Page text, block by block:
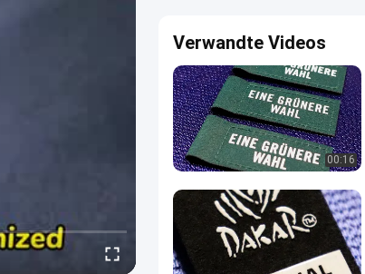
Verwandte Videos
00:16